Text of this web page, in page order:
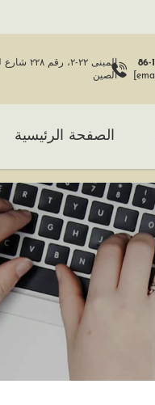
المبنى
الصين
الصفحة الرئيسية